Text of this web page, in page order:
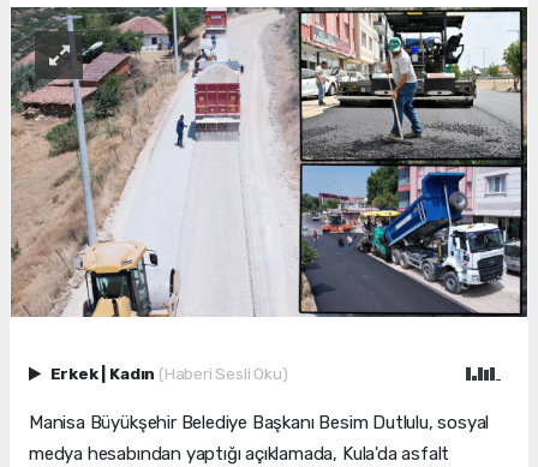
Erkek Kadın (Haberi Sesli Oku)
Manisa Büyükşehir Belediye Başkanı Besim Dutlulu, sosyal
medya hesabından yaptığı açıklamada, Kula'da asfalt